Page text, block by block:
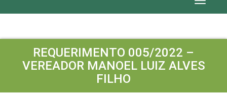
REQUERIMENTO 005/2022 –
VEREADOR MANOEL LUIZ ALVES
FILHO